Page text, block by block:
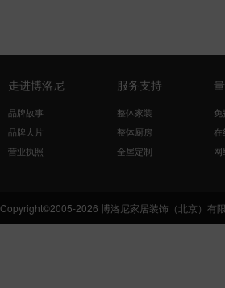
走进博洛尼
品牌故事
品牌大片
营业执照
服务支持
整体家装
整体厨房
全屋定制
免
在
网
Copyright©2005-2026 博洛尼家居装饰（北京）有